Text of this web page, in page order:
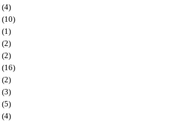
(4)
(10)
(1)
(2)
(2)
(16)
(2)
(3)
(5)
(4)